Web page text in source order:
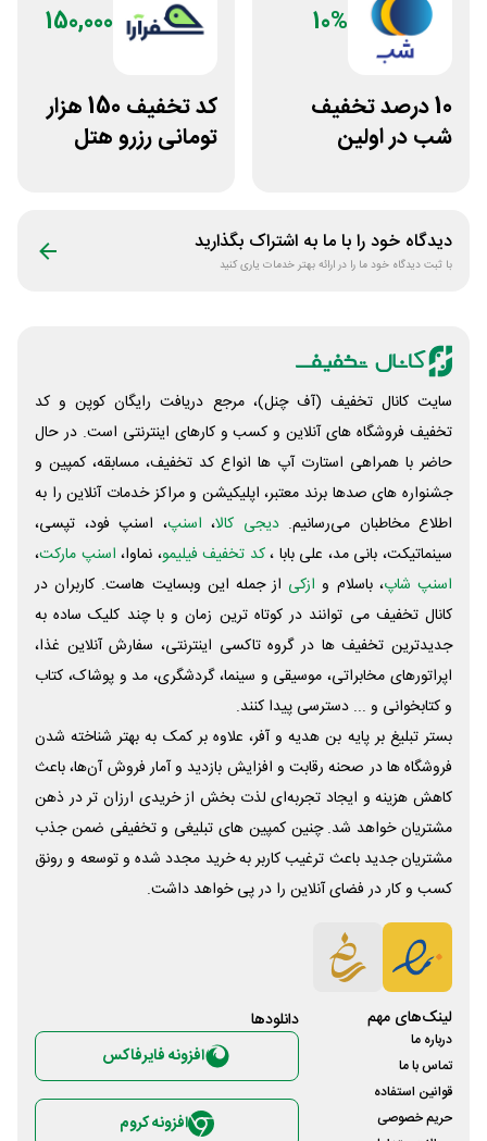
10%
10 درصد تخفیف
شب در اولین
150,000
کد تخفیف 150 هزار
تومانی رزرو هتل
دیدگاه خود را با ما به اشتراک بگذارید
با ثبت دیدگاه خود ما را در ارائه بهتر خدمات یاری کنید
سایت کانال تخفیف (آف چنل)، مرجع دریافت رایگان کوپن و کد
تخفیف فروشگاه های آنلاین و کسب و‌ کارهای اینترنتی است. در حال
حاضر با همراهی استارت آپ ها انواع کد تخفیف، مسابقه، کمپین و
جشنواره های صدها برند معتبر، اپلیکیشن و مراکز خدمات آنلاین را به
اطلاع مخاطبان می‌رسانیم. دیجی کالا، اسنپ، اسنپ فود، تپسی،
سینماتیکت، بانی مد، علی‌ بابا ،کد تخفیف فیلیمو، نماوا، اسنپ مارکت،
اسنپ شاپ، باسلام و ازکی از جمله این وبسایت ‌هاست. کاربران در
کانال تخفیف می توانند در کوتاه ترین زمان و با چند کلیک ساده به
جدیدترین تخفیف ها در گروه تاکسی اینترنتی، سفارش آنلاین غذا،
اپراتورهای مخابراتی، موسیقی و سینما، گردشگری، مد و پوشاک، کتاب
و کتابخوانی و ... دسترسی پیدا کنند.
بستر تبلیغ بر پایه بن هدیه و آفر، علاوه بر کمک به بهتر شناخته شدن
فروشگاه ها در صحنه رقابت و افزایش بازدید و آمار فروش آن‌ها، باعث
کاهش هزینه و ایجاد تجربه‌ای لذت بخش از خریدی ارزان تر در ذهن
مشتریان خواهد شد. چنین کمپین های تبلیغی و تخفیفی ضمن جذب
مشتریان جدید باعث ترغیب کاربر به خرید مجدد شده و توسعه و رونق
کسب و کار در فضای آنلاین را در پی خواهد داشت.
لینک‌های مهم
درباره ما
تماس با ما
قوانین استفاده
حریم خصوصی
دانلود‌ها
افزونه فایرفاکس
افزونه کروم